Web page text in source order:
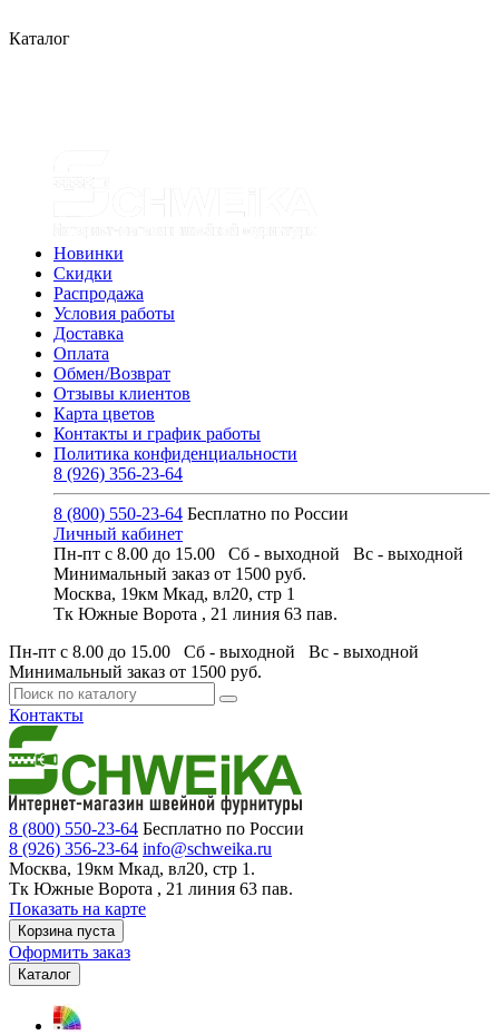
Каталог
Новинки
Скидки
Распродажа
Условия работы
Доставка
Оплата
Обмен/Возврат
Отзывы клиентов
Карта цветов
Контакты и график работы
Политика конфиденциальности
8 (926) 356-23-64
8 (800) 550-23-64 Бесплатно по России
Личный кабинет
Пн-пт с 8.00 до 15.00 Сб - выходной Вс - выходной
Минимальный заказ от 1500 руб.
Москва, 19км Мкад, вл20, стр 1
Тк Южные Ворота , 21 линия 63 пав.
Пн-пт с 8.00 до 15.00 Сб - выходной Вс - выходной
Минимальный заказ от 1500 руб.
Контакты
8 (800) 550-23-64 Бесплатно по России
8 (926) 356-23-64 info@schweika.ru
Москва, 19км Мкад, вл20, стр 1.
Тк Южные Ворота , 21 линия 63 пав.
Показать на карте
Корзина пуста
Оформить заказ
Каталог